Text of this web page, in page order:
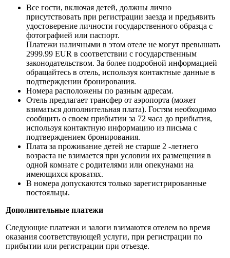
Все гости, включая детей, должны лично
присутствовать при регистрации заезда и предъявить
удостоверение личности государственного образца с
фотографией или паспорт.
Платежи наличными в этом отеле не могут превышать
2999.99 EUR в соответствии с государственным
законодательством. За более подробной информацией
обращайтесь в отель, используя контактные данные в
подтверждении бронирования.
Номера расположены по разным адресам.
Отель предлагает трансфер от аэропорта (может
взиматься дополнительная плата). Гостям необходимо
сообщить о своем прибытии за 72 часа до прибытия,
используя контактную информацию из письма с
подтверждением бронирования.
Плата за проживание детей не старше 2 -летнего
возраста не взимается при условии их размещения в
одной комнате с родителями или опекунами на
имеющихся кроватях.
В номера допускаются только зарегистрированные
постояльцы.
Дополнительные платежи
Следующие платежи и залоги взимаются отелем во время
оказания соответствующей услуги, при регистрации по
прибытии или регистрации при отъезде.